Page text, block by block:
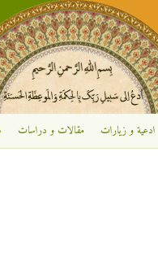
تجاوز إلى المحتوى الرئيسي
ادعية و زيارات مقالات و دراسات